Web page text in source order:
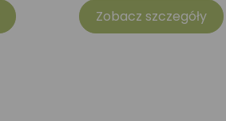
Zobacz szczegóły